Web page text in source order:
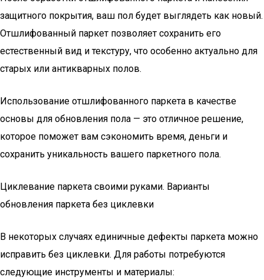
защитного покрытия, ваш пол будет выглядеть как новый.
Отшлифованный паркет позволяет сохранить его
естественный вид и текстуру, что особенно актуально для
старых или антикварных полов.
Использование отшлифованного паркета в качестве
основы для обновления пола — это отличное решение,
которое поможет вам сэкономить время, деньги и
сохранить уникальность вашего паркетного пола.
Циклевание паркета своими руками. Варианты
обновления паркета без циклевки
В некоторых случаях единичные дефекты паркета можно
исправить без циклевки. Для работы потребуются
следующие инструменты и материалы: